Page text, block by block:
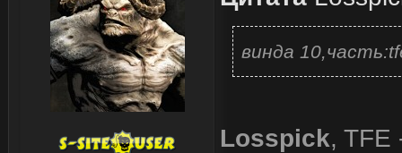
винда
Losspick, TFE